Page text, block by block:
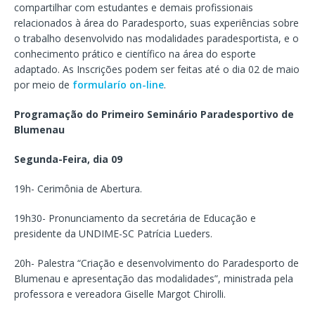
compartilhar com estudantes e demais profissionais
relacionados à área do Paradesporto, suas experiências sobre
o trabalho desenvolvido nas modalidades paradesportista, e o
conhecimento prático e científico na área do esporte
adaptado. As Inscrições podem ser feitas até o dia 02 de maio
por meio de formularío on-line.
Programação do Primeiro Seminário Paradesportivo de
Blumenau
Segunda-Feira, dia 09
19h- Cerimônia de Abertura.
19h30- Pronunciamento da secretária de Educação e
presidente da UNDIME-SC Patrícia Lueders.
20h- Palestra “Criação e desenvolvimento do Paradesporto de
Blumenau e apresentação das modalidades”, ministrada pela
professora e vereadora Giselle Margot Chirolli.